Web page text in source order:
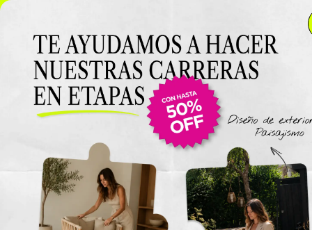
el curso acá!
Viajes
The New York Design
Carreras / Diplomaturas
Carrera de Diseño de
Exteriores y Paisajismo
Carrera en Diseño de
UTN